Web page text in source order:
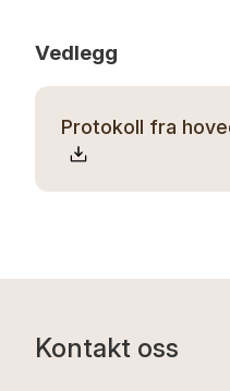
Vedlegg
Protokoll fra
Kontakt oss